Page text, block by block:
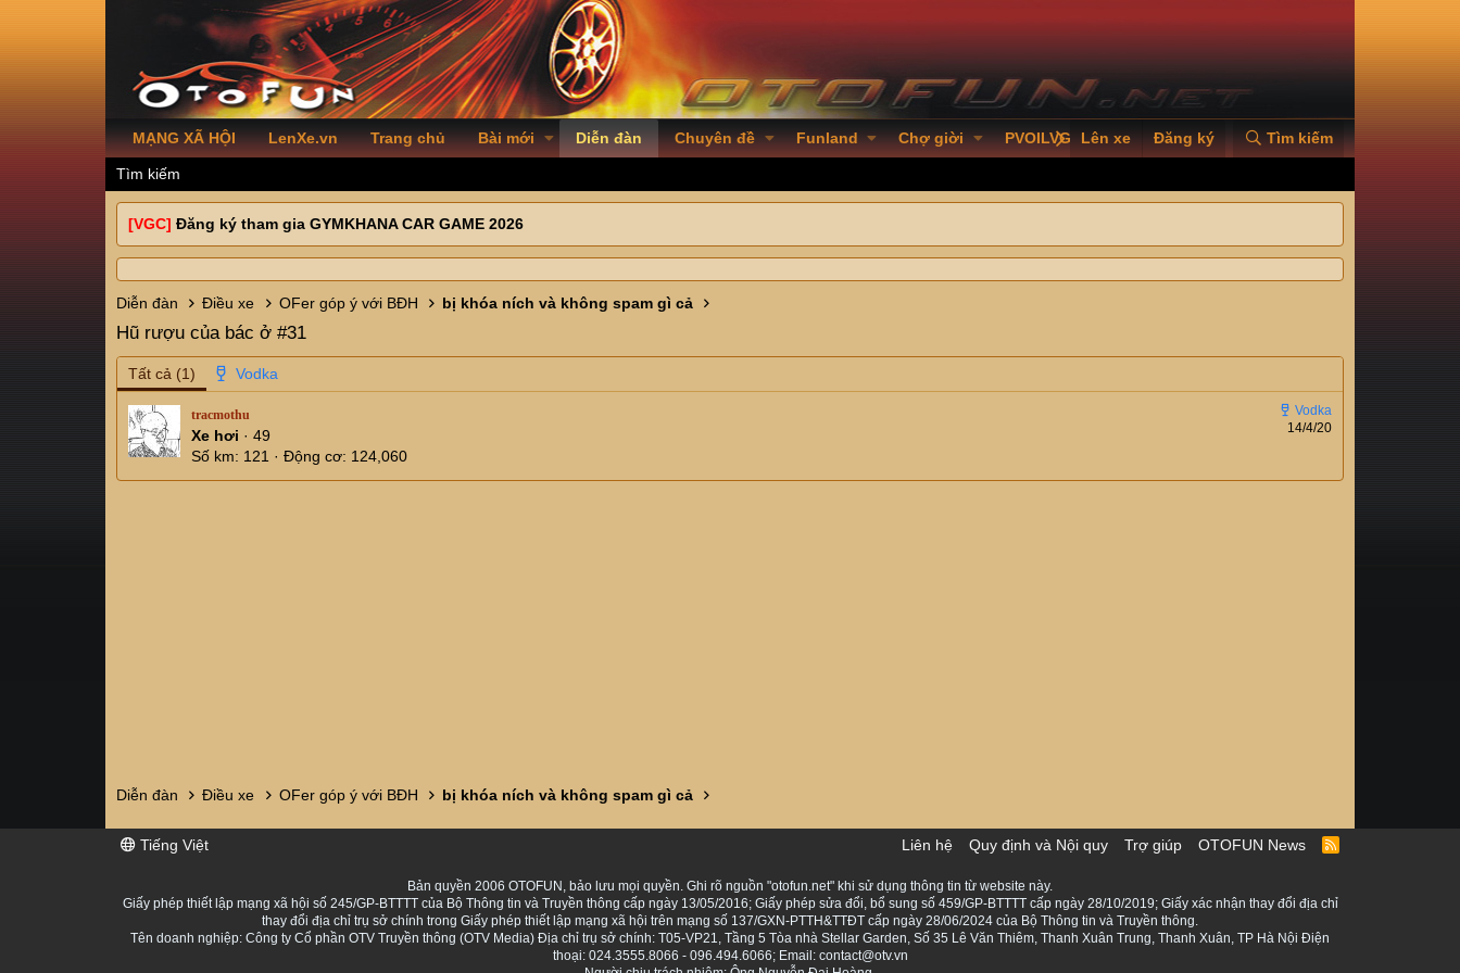
MẠNG XÃ HỘI LenXe.vn Trang chủ Bài mới Diễn đàn Chuyên đề Funland Chợ giời PVOILVGC2026
Lên xe Đăng ký Tìm kiếm
Tìm kiếm
[VGC] Đăng ký tham gia GYMKHANA CAR GAME 2026
Diễn đàn Điều xe OFer góp ý với BĐH bị khóa ních và không spam gì cả
Hũ rượu của bác ở #31
Tất cả (1)
14/4/20
tracmothu
Xe hơi · 49
Số km
121 Động cơ 124,060
Diễn đàn Điều xe OFer góp ý với BĐH bị khóa ních và không spam gì cả
Tiếng Việt Liên hệ Quy định và Nội quy Trợ giúp OTOFUN News
R
Bản quyền 2006 OTOFUN, bảo lưu mọi quyền. Ghi rõ nguồn "otofun.net" khi sử dụng thông tin từ website này.
Giấy phép thiết lập mạng xã hội số 245/GP-BTTTT của Bộ Thông tin và Truyền thông cấp ngày 13/05/2016; Giấy phép sửa đổi, bổ sung số 459/GP-BTTTT cấp ngày 28/10/2019; Giấy xác nhận thay đổi địa chỉ
thay đổi địa chỉ trụ sở chính trong Giấy phép thiết lập mạng xã hội trên mạng số 137/GXN-PTTH&TTĐT cấp ngày 28/06/2024 của Bộ Thông tin và Truyền thông.
Tên doanh nghiệp: Công ty Cổ phần OTV Truyền thông (OTV Media) Địa chỉ trụ sở chính: T05-VP21, Tầng 5 Tòa nhà Stellar Garden, Số 35 Lê Văn Thiêm, Thanh Xuân Trung, Thanh Xuân, TP Hà Nội Điện
thoại: 024.3555.8066 - 096.494.6066; Email: contact@otv.vn